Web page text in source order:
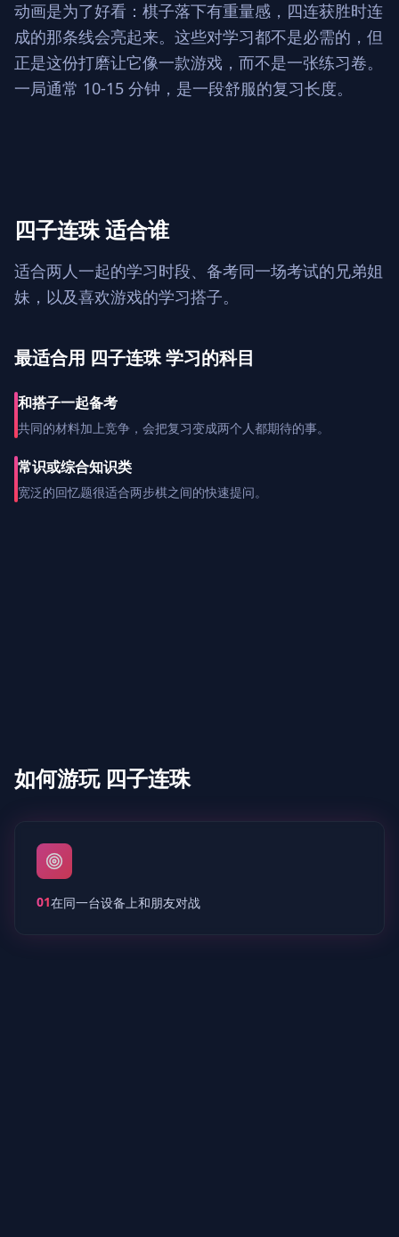
动画是为了好看：棋子落下有重量感，四连获胜时连
成的那条线会亮起来。这些对学习都不是必需的，但
正是这份打磨让它像一款游戏，而不是一张练习卷。
一局通常 10-15 分钟，是一段舒服的复习长度。
四子连珠 适合谁
适合两人一起的学习时段、备考同一场考试的兄弟姐
妹，以及喜欢游戏的学习搭子。
最适合用 四子连珠 学习的科目
和搭子一起备考
共同的材料加上竞争，会把复习变成两个人都期待的事。
常识或综合知识类
宽泛的回忆题很适合两步棋之间的快速提问。
如何游玩 四子连珠
01在同一台设备上和朋友对战